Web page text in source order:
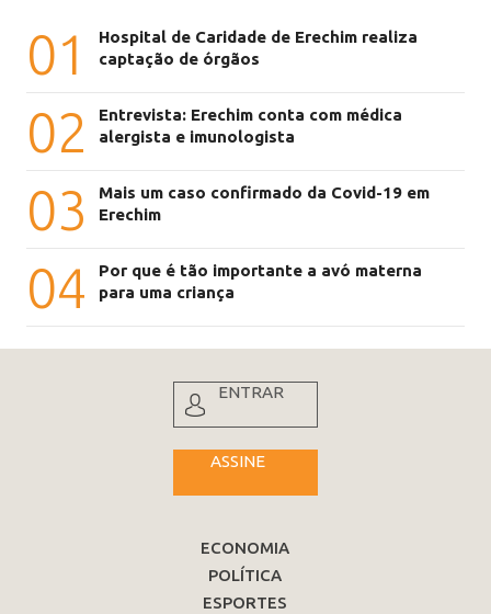
01
Hospital de Caridade de Erechim realiza
captação de órgãos
02
Entrevista: Erechim conta com médica
alergista e imunologista
03
Mais um caso confirmado da Covid-19 em
Erechim
04
Por que é tão importante a avó materna
para uma criança
ENTRAR
ASSINE
ECONOMIA
POLÍTICA
ESPORTES